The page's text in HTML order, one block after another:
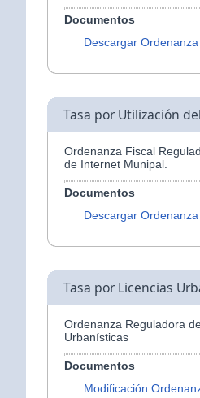
Documentos
Descargar Ordenanza
Tasa por Utilización
Ordenanza Fiscal
de Internet Munipal.
Documentos
Descargar Ordenanza
Tasa por Licencias
Ordenanza Reguladora
Urbanísticas
Documentos
Modificación